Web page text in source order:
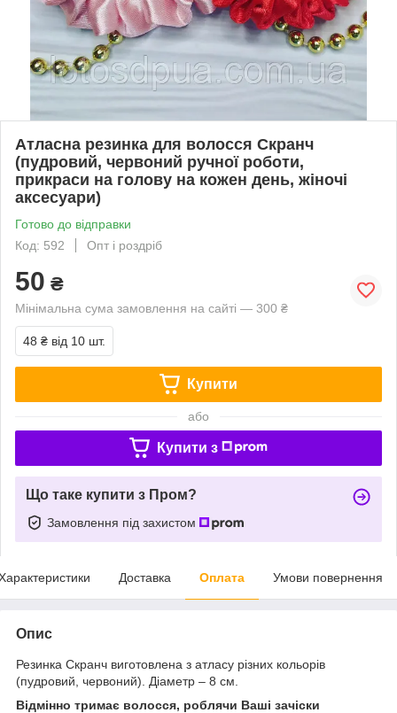
Атласна резинка для волосся Скранч
(пудровий, червоний ручної роботи,
прикраси на голову на кожен день, жіночі
аксесуари)
Готово до відправки
Код: 592
Опт і роздріб
50 ₴
Мінімальна сума замовлення на сайті — 300 ₴
48 ₴ від 10 шт.
Купити
або
Купити з
Що таке купити з Пром?
Замовлення під захистом
Доставка Оплата Умови повернення
Опис
Резинка Скранч виготовлена з атласу різних кольорів
(пудровий, червоний). Діаметр – 8 см.
Відмінно тримає волосся, роблячи Ваші зачіски